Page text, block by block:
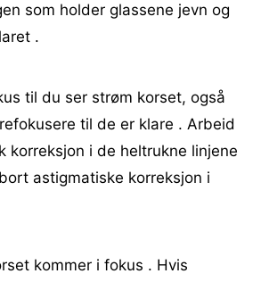
som holder glassene jevn og
.
til du ser strøm korset, også
til de er klare . Arbeid
korreksjon i de heltrukne linjene
astigmatiske korreksjon i
kommer i fokus . Hvis